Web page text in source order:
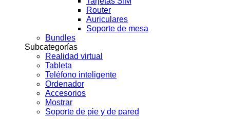
Router
Auriculares
Soporte de mesa
Bundles
Subcategorías
Realidad virtual
Tableta
Teléfono inteligente
Ordenador
Accesorios
Mostrar
Soporte de pie y de pared